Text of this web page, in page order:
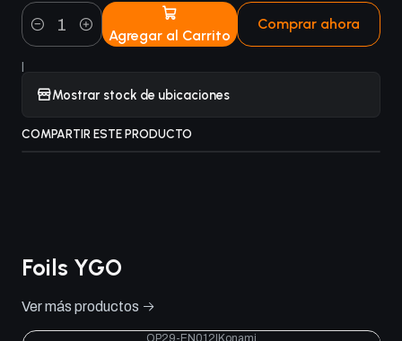
Cantidad Agregar al Carrito
Comprar ahora
|
Mostrar stock de ubicaciones
COMPARTIR ESTE PRODUCTO
Foils YGO
Ver más productos